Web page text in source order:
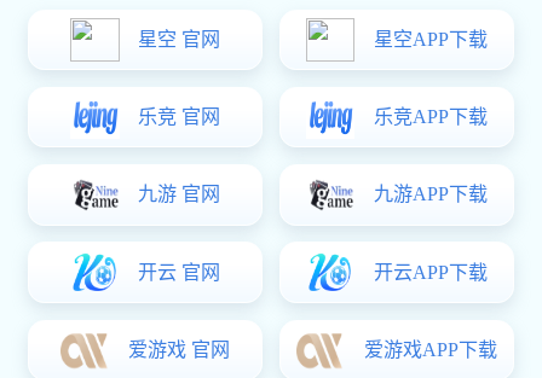
试验测试集成软件 TAdapter
测得到、测得准、测得可靠
当前位置：亿万28
亿万28:试验测试集成软件 TAdapter